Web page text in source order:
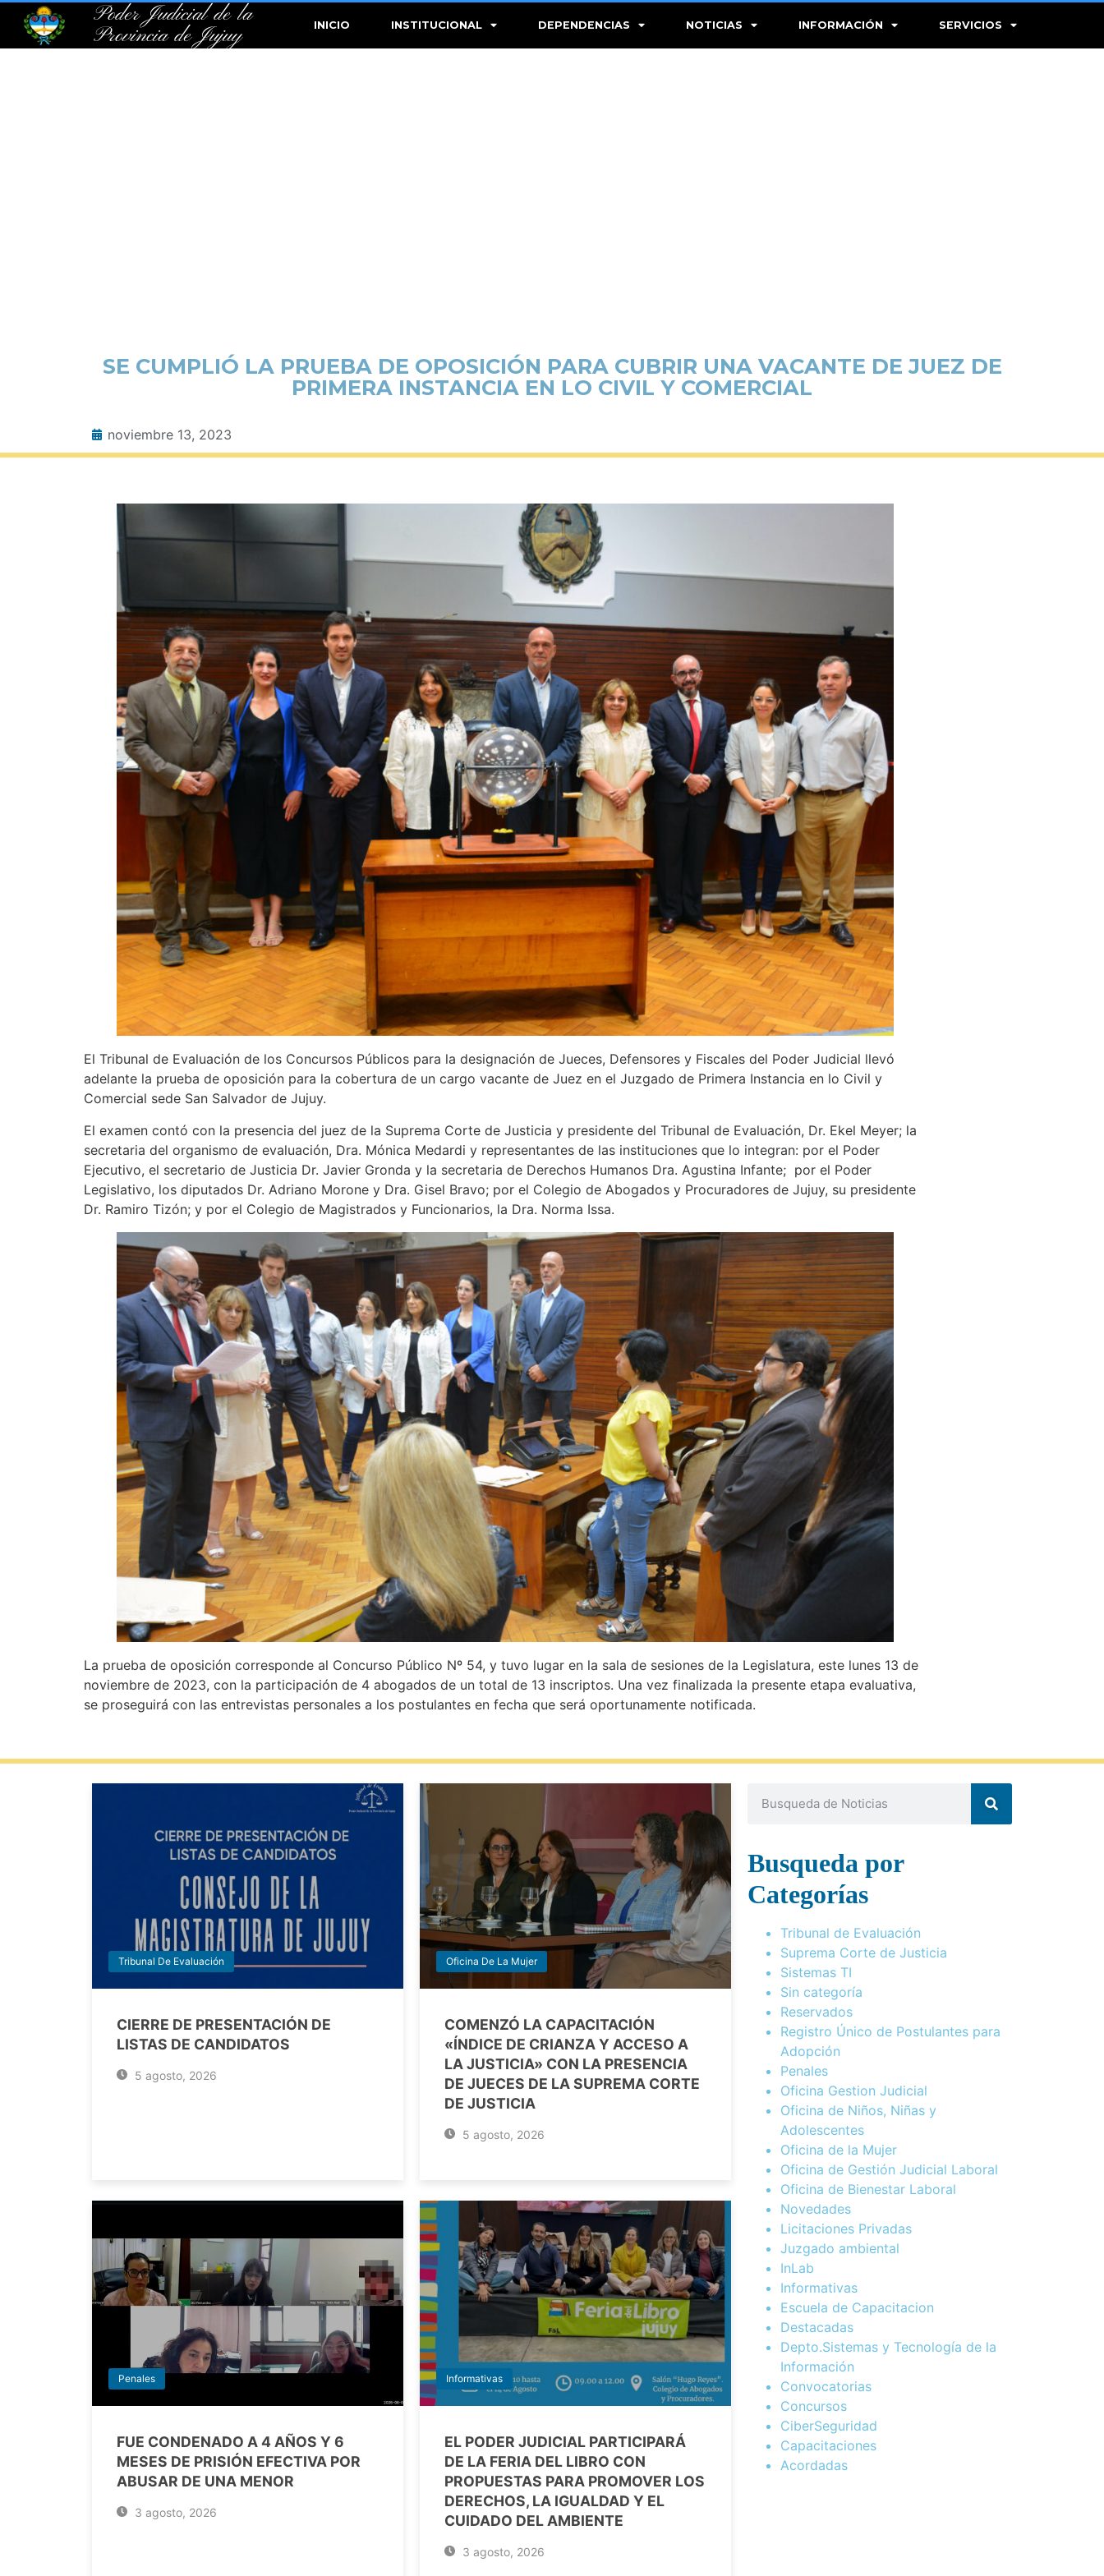
Poder Judicial de la
Provincia de Jujuy
INICIO INSTITUCIONAL DEPENDENCIAS NOTICIAS INFORMACIÓN SERVICIOS
SE CUMPLIÓ LA PRUEBA DE OPOSICIÓN PARA CUBRIR UNA VACANTE DE JUEZ DE
PRIMERA INSTANCIA EN LO CIVIL Y COMERCIAL
noviembre 13, 2023
El Tribunal de Evaluación de los Concursos Públicos para la designación de Jueces, Defensores y Fiscales del Poder Judicial llevó
adelante la prueba de oposición para la cobertura de un cargo vacante de Juez en el Juzgado de Primera Instancia en lo Civil y
Comercial sede San Salvador de Jujuy.
El examen contó con la presencia del juez de la Suprema Corte de Justicia y presidente del Tribunal de Evaluación, Dr. Ekel Meyer; la
secretaria del organismo de evaluación, Dra. Mónica Medardi y representantes de las instituciones que lo integran: por el Poder
Ejecutivo, el secretario de Justicia Dr. Javier Gronda y la secretaria de Derechos Humanos Dra. Agustina Infante; por el Poder
Legislativo, los diputados Dr. Adriano Morone y Dra. Gisel Bravo; por el Colegio de Abogados y Procuradores de Jujuy, su presidente
Dr. Ramiro Tizón; y por el Colegio de Magistrados y Funcionarios, la Dra. Norma Issa.
La prueba de oposición corresponde al Concurso Público Nº 54, y tuvo lugar en la sala de sesiones de la Legislatura, este lunes 13 de
noviembre de 2023, con la participación de 4 abogados de un total de 13 inscriptos. Una vez finalizada la presente etapa evaluativa,
se proseguirá con las entrevistas personales a los postulantes en fecha que será oportunamente notificada.
Tribunal De Evaluación
CIERRE DE PRESENTACIÓN DE
LISTAS DE CANDIDATOS
5 agosto, 2026
Oficina De La Mujer
COMENZÓ LA CAPACITACIÓN
«ÍNDICE DE CRIANZA Y ACCESO A
LA JUSTICIA» CON LA PRESENCIA
DE JUECES DE LA SUPREMA CORTE
DE JUSTICIA
5 agosto, 2026
Penales
FUE CONDENADO A 4 AÑOS Y 6
MESES DE PRISIÓN EFECTIVA POR
ABUSAR DE UNA MENOR
3 agosto, 2026
Informativas
EL PODER JUDICIAL PARTICIPARÁ
DE LA FERIA DEL LIBRO CON
PROPUESTAS PARA PROMOVER LOS
DERECHOS, LA IGUALDAD Y EL
CUIDADO DEL AMBIENTE
3 agosto, 2026
Busqueda por
Categorías
Tribunal de Evaluación
Suprema Corte de Justicia
Sistemas TI
Sin categoría
Reservados
Registro Único de Postulantes para
Adopción
Penales
Oficina Gestion Judicial
Oficina de Niños, Niñas y
Adolescentes
Oficina de la Mujer
Oficina de Gestión Judicial Laboral
Oficina de Bienestar Laboral
Novedades
Licitaciones Privadas
Juzgado ambiental
InLab
Informativas
Escuela de Capacitacion
Destacadas
Depto.Sistemas y Tecnología de la
Información
Convocatorias
Concursos
CiberSeguridad
Capacitaciones
Acordadas